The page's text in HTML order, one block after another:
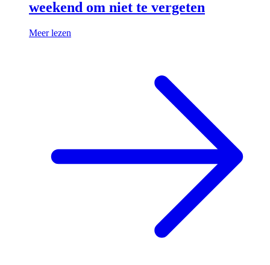
weekend om niet te vergeten
Meer lezen